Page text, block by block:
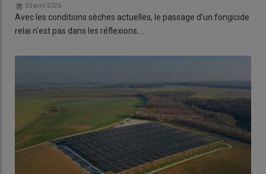
30 avril 2026
Avec les conditions sèches actuelles, le passage d'un fongicide
relai n'est pas dans les réflexions.…